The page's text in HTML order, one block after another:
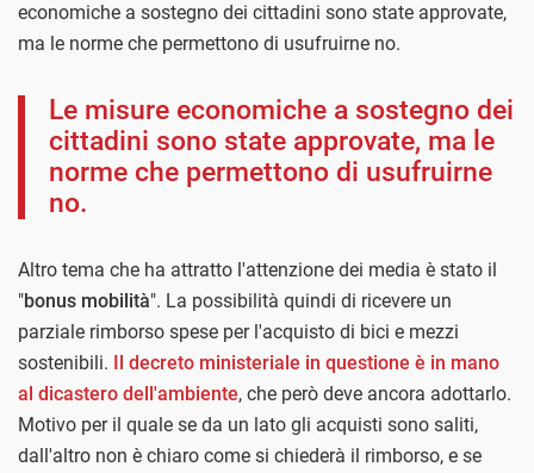
economiche a sostegno dei cittadini sono state approvate,
ma le norme che permettono di usufruirne no.
Le misure economiche a sostegno dei
cittadini sono state approvate, ma le
norme che permettono di usufruirne
no.
Altro tema che ha attratto l'attenzione dei media è stato il
"bonus mobilità". La possibilità quindi di ricevere un
parziale rimborso spese per l'acquisto di bici e mezzi
sostenibili. Il decreto ministeriale in questione è in mano
al dicastero dell'ambiente, che però deve ancora adottarlo.
Motivo per il quale se da un lato gli acquisti sono saliti,
dall'altro non è chiaro come si chiederà il rimborso, e se